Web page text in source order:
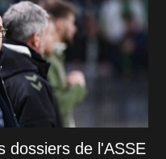
dossiers de l'ASSE